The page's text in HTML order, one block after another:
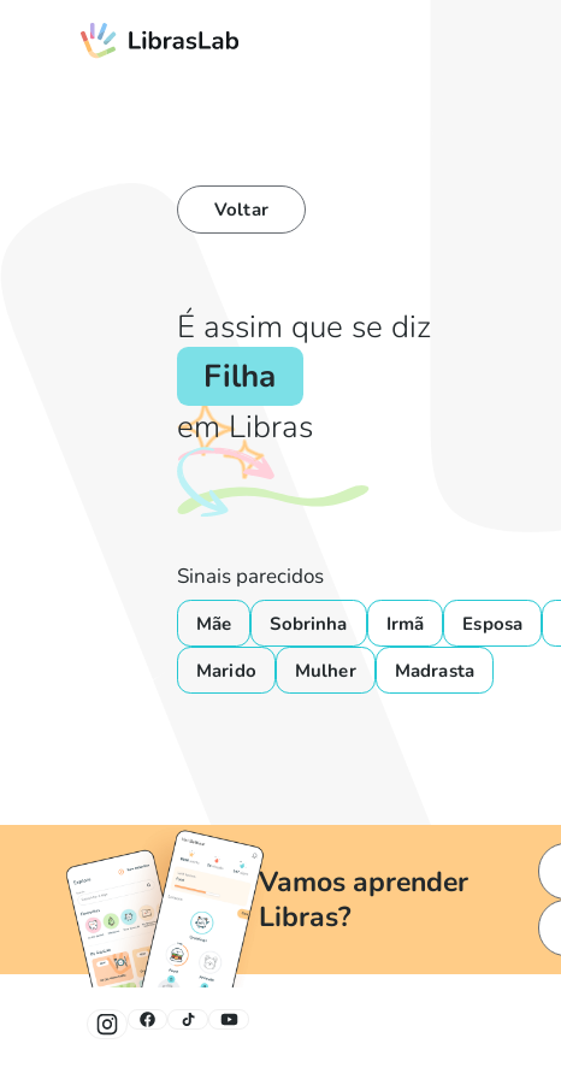
Voltar
É assim que se diz
Filha
em Libras
Sinais parecidos
Mãe Sobrinha Irmã Esposa
Marido
Mulher Madrasta
Vamos aprender
Libras?
Um jeito divertido e fácil de aprender Libras